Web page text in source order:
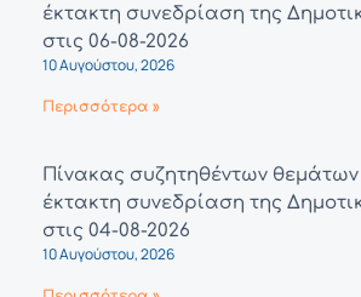
έκτακτη συνεδρίαση της
στις 06-08-2026
10 Αυγούστου, 2026
Περισσότερα »
Πίνακας συζητηθέντων
έκτακτη συνεδρίαση της
στις 04-08-2026
10 Αυγούστου, 2026